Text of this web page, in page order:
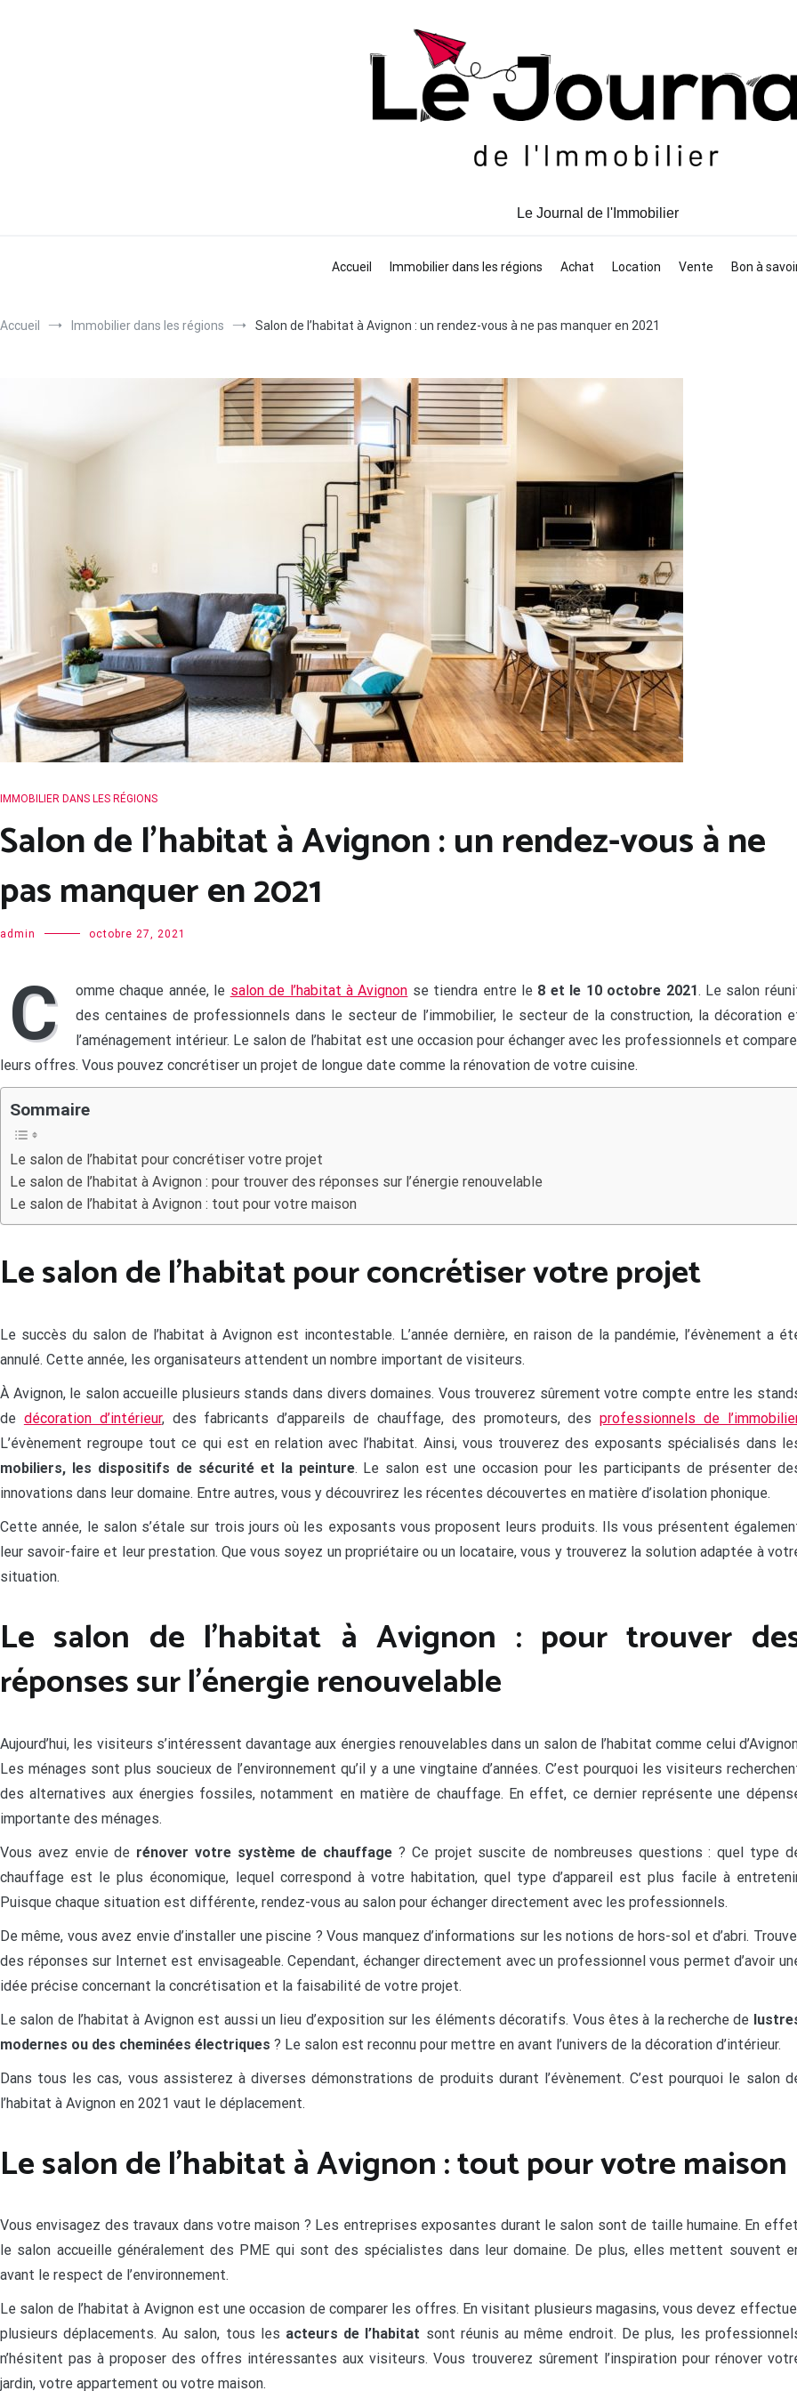
Le Journal de l'Immobilier
Accueil Immobilier dans les régions Achat Location Vente Bon à
Accueil Immobilier dans les régions Salon de l’habitat à Avignon : un rendez-vous à ne pas manquer en 2021
IMMOBILIER DANS LES RÉGIONS
Salon de l’habitat à Avignon : un rendez-vous à ne
pas manquer en 2021
admin octobre 27, 2021
C omme chaque année, le salon de l’habitat à Avignon se tiendra entre le 8 et le 10 octobre 2021. Le salon
des centaines de professionnels dans le secteur de l’immobilier, le secteur de la construction, la décoration
l’aménagement intérieur. Le salon de l’habitat est une occasion pour échanger avec les professionnels et
leurs offres. Vous pouvez concrétiser un projet de longue date comme la rénovation de votre cuisine.
Sommaire
Le salon de l’habitat pour concrétiser votre projet
Le salon de l’habitat à Avignon : pour trouver des réponses sur l’énergie renouvelable
Le salon de l’habitat à Avignon : tout pour votre maison
Le salon de l’habitat pour concrétiser votre projet
Le succès du salon de l’habitat à Avignon est incontestable. L’année dernière, en raison de la pandémie, l’évènement a
annulé. Cette année, les organisateurs attendent un nombre important de visiteurs.
À Avignon, le salon accueille plusieurs stands dans divers domaines. Vous trouverez sûrement votre compte entre les
de décoration d’intérieur, des fabricants d’appareils de chauffage, des promoteurs, desprofessionnels de
L’évènement regroupe tout ce qui est en relation avec l’habitat. Ainsi, vous trouverez des exposants spécialisés dans
mobiliers, les dispositifs de sécurité et la peinture. Le salon est une occasion pour les participants de présenter
innovations dans leur domaine. Entre autres, vous y découvrirez les récentes découvertes en matière d’isolation phonique.
Cette année, le salon s’étale sur trois jours où les exposants vous proposent leurs produits. Ils vous présentent
leur savoir-faire et leur prestation. Que vous soyez un propriétaire ou un locataire, vous y trouverez la solution adaptée à
situation.
Le salon de l’habitat à Avignon : pour trouver
réponses sur l’énergie renouvelable
Aujourd’hui, les visiteurs s’intéressent davantage aux énergies renouvelables dans un salon de l’habitat comme celui
Les ménages sont plus soucieux de l’environnement qu’il y a une vingtaine d’années. C’est pourquoi les visiteurs
des alternatives aux énergies fossiles, notamment en matière de chauffage. En effet, ce dernier représente une
importante des ménages.
Vous avez envie de rénover votre système de chauffage ? Ce projet suscite de nombreuses questions : quel type
chauffage est le plus économique, lequel correspond à votre habitation, quel type d’appareil est plus facile à
Puisque chaque situation est différente, rendez-vous au salon pour échanger directement avec les professionnels.
De même, vous avez envie d’installer une piscine ? Vous manquez d’informations sur les notions de hors-sol et d’abri.
des réponses sur Internet est envisageable. Cependant, échanger directement avec un professionnel vous permet d’avoir
idée précise concernant la concrétisation et la faisabilité de votre projet.
Le salon de l’habitat à Avignon est aussi un lieu d’exposition sur les éléments décoratifs. Vous êtes à la recherche de
modernes ou des cheminées électriques ? Le salon est reconnu pour mettre en avant l’univers de la décoration d’intérieur.
Dans tous les cas, vous assisterez à diverses démonstrations de produits durant l’évènement. C’est pourquoi le salon
l’habitat à Avignon en 2021 vaut le déplacement.
Le salon de l’habitat à Avignon : tout pour votre maison
Vous envisagez des travaux dans votre maison ? Les entreprises exposantes durant le salon sont de taille humaine. En
le salon accueille généralement des PME qui sont des spécialistes dans leur domaine. De plus, elles mettent souvent
avant le respect de l’environnement.
Le salon de l’habitat à Avignon est une occasion de comparer les offres. En visitant plusieurs magasins, vous devez
plusieurs déplacements. Au salon, tous les acteurs de l’habitat sont réunis au même endroit. De plus, les
n’hésitent pas à proposer des offres intéressantes aux visiteurs. Vous trouverez sûrement l’inspiration pour rénover
jardin, votre appartement ou votre maison.